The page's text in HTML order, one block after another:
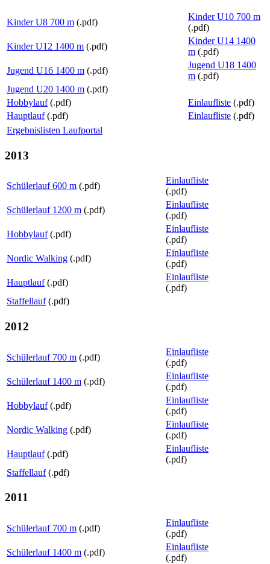
Kinder U8 700 m (.pdf)
Kinder U10 700 m
(.pdf)
Kinder U12 1400 m (.pdf)
Kinder U14 1400
m (.pdf)
Jugend U16 1400 m (.pdf)
Jugend U18 1400
m (.pdf)
Jugend U20 1400 m (.pdf)
Hobbylauf(.pdf) Einlaufliste (.pdf)
Hauptlauf(.pdf) Einlaufliste (.pdf)
Ergebnislisten Laufportal
2013
Schülerlauf 600 m (.pdf)
Einlaufliste
(.pdf)
Schülerlauf 1200 m (.pdf)
Einlaufliste
(.pdf)
Hobbylauf(.pdf)
Einlaufliste
(.pdf)
Nordic Walking (.pdf)
Einlaufliste
(.pdf)
Hauptlauf(.pdf)
Einlaufliste
(.pdf)
Staffellauf(.pdf)
2012
Schülerlauf 700 m (.pdf)
Einlaufliste
(.pdf)
Schülerlauf 1400 m (.pdf)
Einlaufliste
(.pdf)
Hobbylauf(.pdf)
Einlaufliste
(.pdf)
Nordic Walking (.pdf)
Einlaufliste
(.pdf)
Hauptlauf(.pdf)
Einlaufliste
(.pdf)
Staffellauf(.pdf)
2011
Schülerlauf 700 m (.pdf)
Einlaufliste
(.pdf)
Schülerlauf 1400 m (.pdf)
Einlaufliste
(.pdf)